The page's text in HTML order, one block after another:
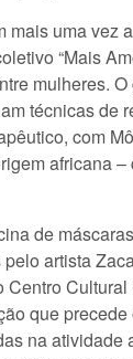
uma vez
“Mais
mulheres.
técnicas de
com
africana
de
artista
que
na atividade